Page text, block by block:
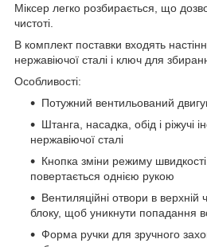
Міксер легко розбирається, що
чистоті.
В комплект поставки входять
нержавіючої сталі і ключ для
Особливості:
Потужний вентильований
Штанга, насадка, обід і ріжучі
нержавіючої сталі
Кнопка зміни режиму
повертається однією рукою
Вентиляційні отвори в верхній
блоку, щоб уникнути попадання
Форма ручки для зручного